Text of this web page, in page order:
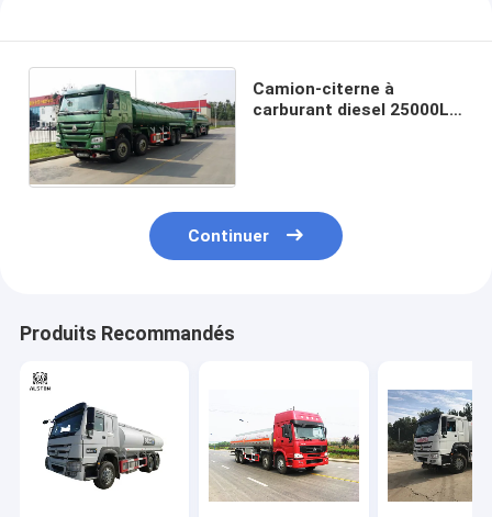
Camion-citerne à
carburant diesel 25000L
Continuer
Produits Recommandés